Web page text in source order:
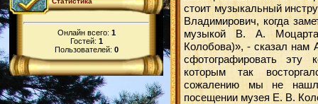
Онлайн всего: 1
Гостей: 1
Пользователей: 0
стоит музыкальный
Владимирович, когда
музыкой В. А.
Колобова)», - сказал нам
сфотографировать эту
которым так
сожалению мы не
посещении музея Е. В.